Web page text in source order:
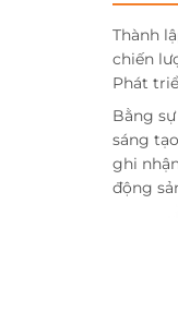
Thành
chiến
Phát
Bằng
sáng
ghi
động